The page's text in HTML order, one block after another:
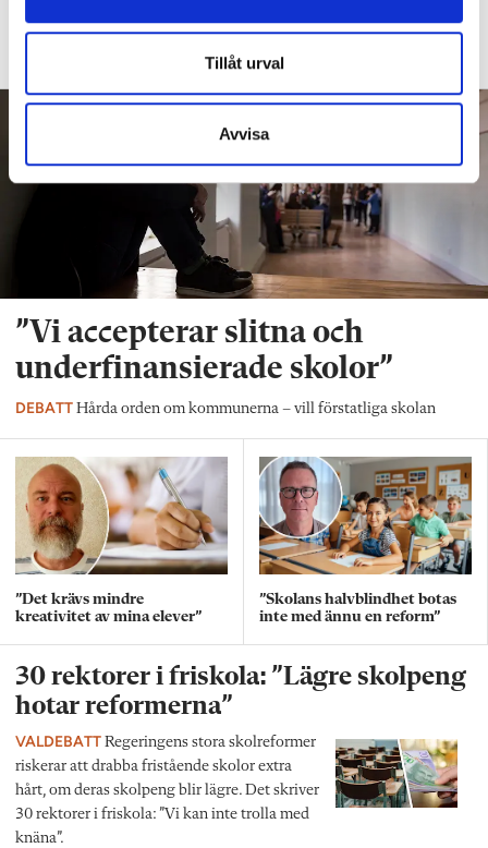
Tillåt urval
Avvisa
emotionell kompetens
”Vi accepterar slitna och
underfinansierade skolor”
DEBATT Hårda orden om kommunerna – vill förstatliga skolan
”Det krävs mindre
kreativitet av mina elever”
”Skolans halvblindhet botas
inte med ännu en reform”
30 rektorer i friskola: ”Lägre skolpeng
hotar reformerna”
VALDEBATT Regeringens stora skolreformer
riskerar att drabba fristående skolor extra
hårt, om deras skolpeng blir lägre. Det skriver
30 rektorer i friskola: ”Vi kan inte trolla med
knäna”.